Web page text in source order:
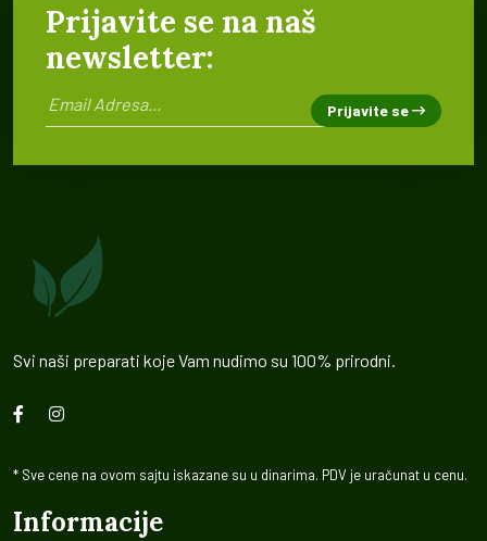
Prijavite se na naš
newsletter:
Prijavite se
Svi naši preparati koje Vam nudimo su 100% prirodni.
* Sve cene na ovom sajtu iskazane su u dinarima. PDV je uračunat u cenu.
Informacije